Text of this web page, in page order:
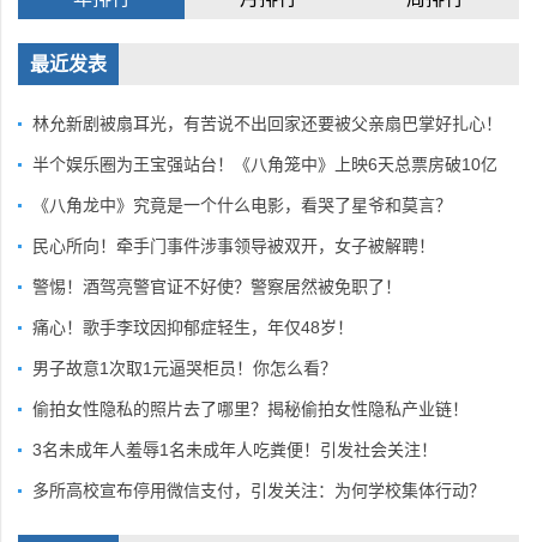
最近发表
林允新剧被扇耳光，有苦说不出回家还要被父亲扇巴掌好扎心！
半个娱乐圈为王宝强站台！《八角笼中》上映6天总票房破10亿
《八角龙中》究竟是一个什么电影，看哭了星爷和莫言？
民心所向！牵手门事件涉事领导被双开，女子被解聘！
警惕！酒驾亮警官证不好使？警察居然被免职了！
痛心！歌手李玟因抑郁症轻生，年仅48岁！
男子故意1次取1元逼哭柜员！你怎么看？
偷拍女性隐私的照片去了哪里？揭秘偷拍女性隐私产业链！
3名未成年人羞辱1名未成年人吃粪便！引发社会关注！
多所高校宣布停用微信支付，引发关注：为何学校集体行动？